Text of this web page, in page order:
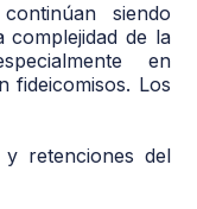
siendo
complejidad de la
en
fideicomisos. Los
retenciones del